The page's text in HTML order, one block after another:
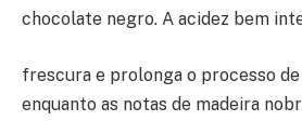
chocolate negro. A acidez bem
frescura e prolonga o processo
enquanto as notas de madeira